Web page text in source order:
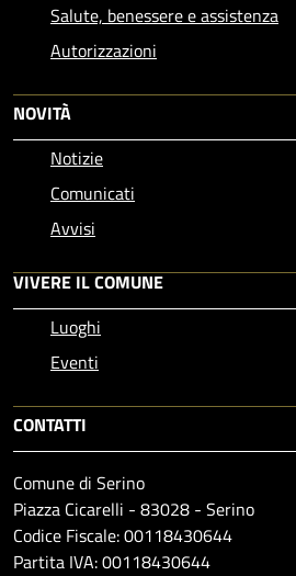
Salute, benessere e assistenza
Autorizzazioni
NOVITÀ
Notizie
Comunicati
Avvisi
VIVERE IL COMUNE
Luoghi
Eventi
CONTATTI
Comune di Serino
Piazza Cicarelli - 83028 - Serino
Codice Fiscale: 00118430644
Partita IVA: 00118430644